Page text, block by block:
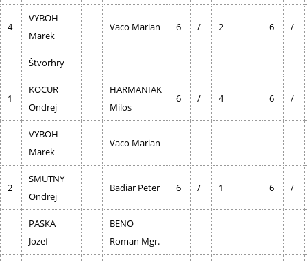
4
VYBOH
Marek
Vaco Marian 6 / 2 6 /
Štvorhry
1
KOCUR
Ondrej
HARMANIAK
Milos
6 / 4 6 /
VYBOH
Marek
Vaco Marian
2
SMUTNY
Ondrej
Badiar Peter 6 / 1 6 /
PASKA
Jozef
BENO
Roman Mgr.